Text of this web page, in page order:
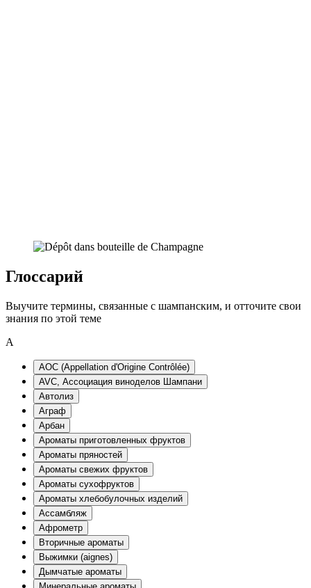
Глоссарий
Выучите термины, связанные с шампанским, и отточите свои
знания по этой теме
A
AOC (Appellation d'Origine Contrôlée)
AVC, Ассоциация виноделов Шампани
Автолиз
Аграф
Арбан
Ароматы приготовленных фруктов
Ароматы пряностей
Ароматы свежих фруктов
Ароматы сухофруктов
Ароматы хлебобулочных изделий
Ассамбляж
Афрометр
Вторичные ароматы
Выжимки (aignes)
Дымчатые ароматы